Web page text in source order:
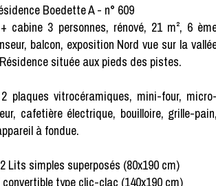
Boedette A - n° 609
cabine 3 personnes, rénové, 21 m², 6
balcon, exposition Nord vue sur la
située aux pieds des pistes.
plaques vitrocéramiques, mini-four,
cafetière électrique, bouilloire, grille-
à fondue.
Lits simples superposés (80x190 cm)
type clic-clac (140x190 cm)